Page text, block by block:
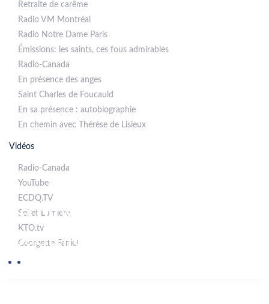
Retraite de carême
Radio VM Montréal
Radio Notre Dame Paris
Émissions: les saints, ces fous admirables
Radio-Canada
En présence des anges
Saint Charles de Foucauld
En sa présence : autobiographie
En chemin avec Thérèse de Lisieux
Vidéos
Radio-Canada
YouTube
ECDQ.TV
Sel et Lumière
KTO.tv
Georgette Faniel
Le blogue de Jacques
Gauthier